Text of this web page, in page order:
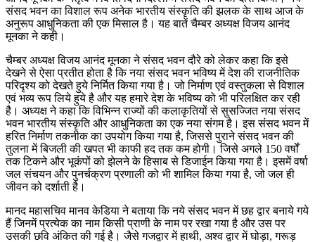
संसद भवन का विशाल रूप अनेक भारतीय संस्कृति की झलक के साथ आज के
अनुरूप आधुनिकता की एक मिसाल है। यह बातें चैम्बर अध्यक्ष विजय आनंद
मूनका ने कही।
चैम्बर अध्यक्ष विजय आनंद मूनका ने संसद भवन दौरे को लेकर कहा कि इसे
देखने से ऐसा प्रतीत होता है कि नया संसद भवन भविष्य में देश की राजनीतिक
परिदृश्य को देखते हुये निर्मित किया गया है। जो निर्माण एवं वस्तुकला से विशाल
एवं भव्य रूप लिये हुये है और यह हमारे देश के भविष्य को भी परिलक्षित कर रही
है। अध्यक्ष ने कहा कि विभिन्न राज्यों की कलाकृतियों से सुसज्जित नया संसद
भवन भारतीय संस्कृति और आधुनिकता का एक नया संगम है। इस संसद भवन में
हरित निर्माण तकनीक का उपयोग किया गया है, जिससे पुराने संसद भवन की
तुलना में बिजली की खपत भी काफी हद तक कम होगी। जिसे अगले 150 वर्षों
तक टिकने और भूकंपों को झेलने के हिसाब से डिजाईन किया गया है। इसमें वर्षा
जल संचयन और पुनर्चक्रण प्रणाली को भी शामिल किया गया है, जो जल ही
जीवन को दर्शाती है।
मानद महासचिव मानव केडिया ने बताया कि नये संसद भवन में छह द्वार बनाये गये
हैं जिनमें प्रत्येक का नाम किसी प्राणी के नाम पर रखा गया है और उस पर
उसकी छवि अंकित की गई है। जैसे गजद्वार में हाथी, अश्व द्वार में घोड़ा, गरूड़